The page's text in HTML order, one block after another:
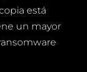
está
un mayor